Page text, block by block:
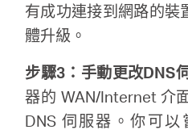
有成功連接到網路的裝
體升級。
步驟3：手動更改DNS
器的 WAN/Internet 介
DNS 伺服器。你可